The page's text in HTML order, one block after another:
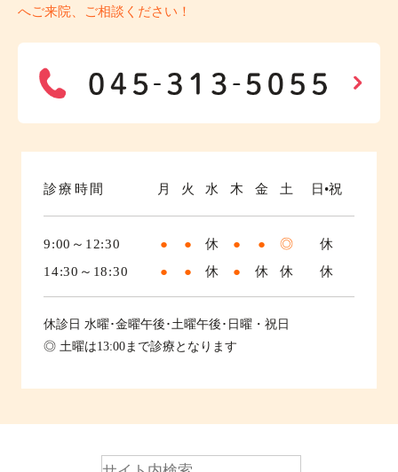
へご来院、ご相談ください！
診療時間 月 火 水 木 金 土 日•祝
9:00～12:30 ● ● 休 ● ● ◎
休
14:30～18:30
● ● 休 ● 休 休 休
休診日 水曜･金曜午後･土曜午後･日曜・祝日
◎ 土曜は13:00まで診療となります